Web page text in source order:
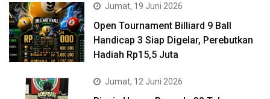
Jumat, 19 Juni 2026
Open Tournament Billiard 9 Ball
Handicap 3 Siap Digelar, Perebutkan
Hadiah Rp15,5 Juta
Jumat, 12 Juni 2026